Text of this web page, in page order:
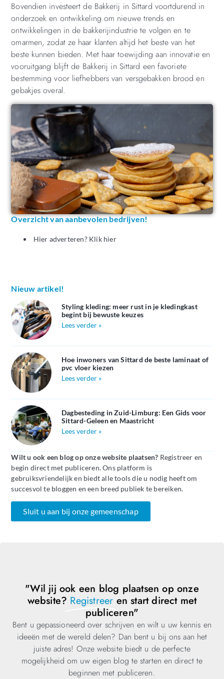
Bovendien investeert de Bakkerij in Sittard voortdurend in
onderzoek en ontwikkeling om nieuwe trends en
ontwikkelingen in de bakkerijindustrie te volgen en te
omarmen, zodat ze haar klanten altijd het beste van het
beste kunnen bieden. Met haar toewijding aan innovatie en
vooruitgang blijft de Bakkerij in Sittard een favoriete
bestemming voor liefhebbers van versgebakken brood en
gebakjes overal.
Overzicht van aanbevolen bedrijven!
Hier adverteren? Klik hier
Nieuw artikel!
Styling kleding: meer rust in je kledingkast
begint bij bewuste keuzes
Lees verder »
Hoe inwoners van Sittard de beste laminaat of
pvc vloer kiezen
Lees verder »
Dagbesteding in Zuid-Limburg: Een Gids voor
Sittard-Geleen en Maastricht
Lees verder »
Wilt u ook een blog op onze website plaatsen? Registreer en
begin direct met publiceren. Ons platform is
gebruiksvriendelijk en biedt alle tools die u nodig heeft om
succesvol te bloggen en een breed publiek te bereiken.
Sluit u aan bij onze gemeenschap
"Wil jij ook een blog plaatsen op onze
website? Registreer en start direct met
publiceren"
Bent u gepassioneerd over schrijven en wilt u uw kennis en
ideeën met de wereld delen? Dan bent u bij ons aan het
juiste adres! Onze website biedt u de perfecte
mogelijkheid om uw eigen blog te starten en direct te
beginnen met publiceren.